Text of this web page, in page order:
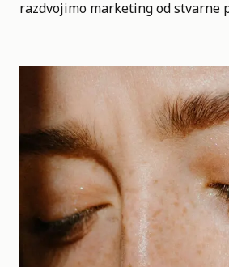
razdvojimo marketing od stvarne